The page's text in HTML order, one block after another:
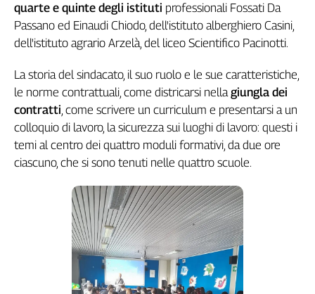
Speciali
G8
Genova,
il
sangue
della
ragione
120
anni
quarte e quinte degli istituti professionali Fossati Da
Passano ed Einaudi Chiodo, dell'istituto alberghiero Casini,
dell'istituto agrario Arzelà, del liceo Scientifico Pacinotti.
La storia del sindacato, il suo ruolo e le sue caratteristiche,
le norme contrattuali, come districarsi nellagiungla dei
contratti, come scrivere un curriculum e presentarsi a un
colloquio di lavoro, la sicurezza sui luoghi di lavoro: questi i
temi al centro dei quattro moduli formativi, da due ore
ciascuno, che si sono tenuti nelle quattro scuole.